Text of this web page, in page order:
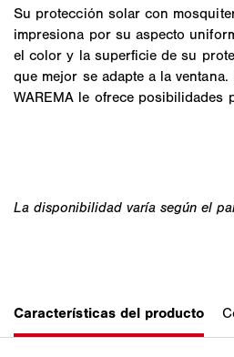
Su protección solar con
impresiona por su aspecto
el color y la superficie de su
que mejor se adapte a la
WAREMA le ofrece posibilidades